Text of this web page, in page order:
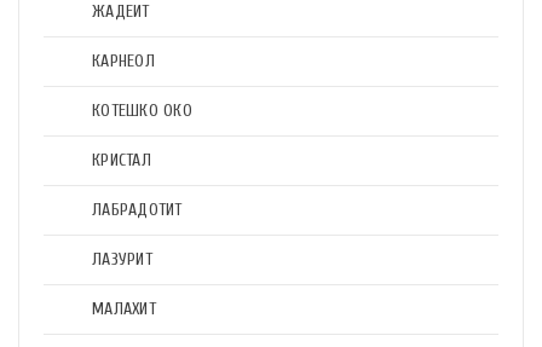
ЖАДЕИТ
КАРНЕОЛ
КОТЕШКО ОКО
КРИСТАЛ
ЛАБРАДОТИТ
ЛАЗУРИТ
МАЛАХИТ